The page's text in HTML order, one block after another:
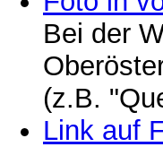
Bei der
(z.B.
Link auf